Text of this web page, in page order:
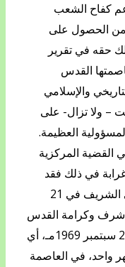
كفاح الشعب
من الحصول على
حقه في تقرير
القدس
والإسلامي
– ولا تزال- على
عام 1969م هذه المسؤولية العظيمة.
القضية المركزية
غرابة في ذلك فقد
تأسست المنظمة عقب حريق الأقصى الشريف في 21
عن شرف وكرامة القدس
وللتذكير، فقد تأسست المنظمة في 25 سبتمبر 1969مـ، أي
واحد، في العاصمة